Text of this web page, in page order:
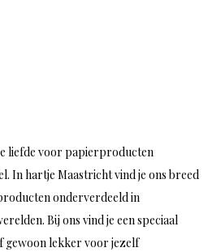
liefde voor papierproducten
In hartje Maastricht vind je ons breed
onderverdeeld in
Bij ons vind je een speciaal
gewoon lekker voor jezelf